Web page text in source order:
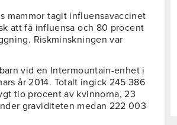
mammor tagit influensavaccinet
att få influensa och 80 procent
Riskminskningen var
vid en Intermountain-enhet i
år 2014. Totalt ingick 245 386
tio procent av kvinnorna, 23
graviditeten medan 222 003